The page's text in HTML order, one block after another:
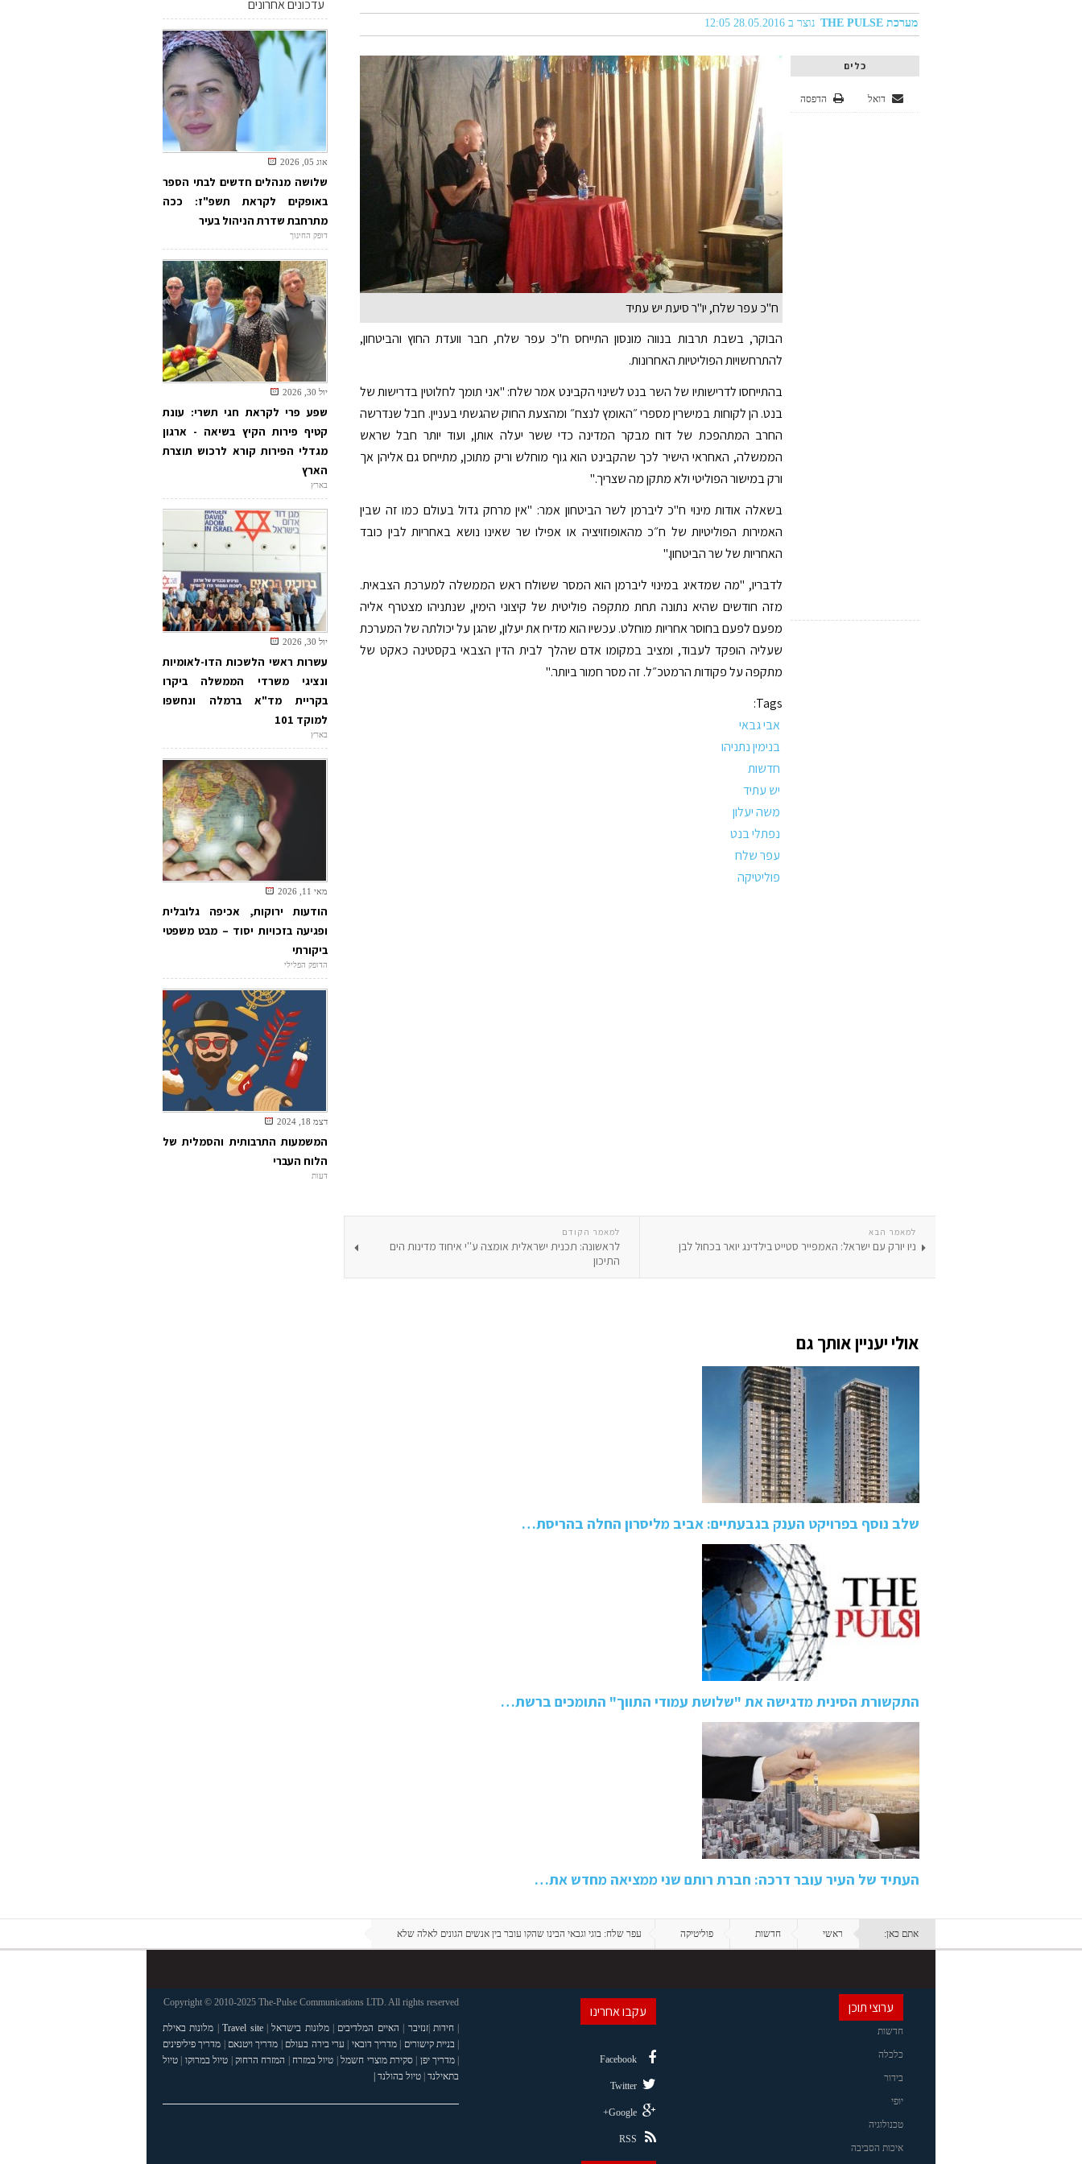
מערכת THE PULSE נוצר ב 28.05.2016 12:05
כלים
הדפסה דואל
ח"כ עפר שלח, יו"ר סיעת יש עתיד
הבוקר, בשבת תרבות בנווה מונסון התייחס ח"כ עפר שלח, חבר וועדת החוץ והביטחון,
להתרחשויות הפוליטיות האחרונות.
בהתייחסו לדרישותיו של השר בנט לשינוי הקבינט אמר שלח: "אני תומך לחלוטין בדרישות של
בנט. הן לקוחות במישרין מספרי ״האומץ לנצח״ ומהצעת החוק שהגשתי בעניין. חבל שנדרשה
החרב המתהפכת של דוח מבקר המדינה כדי ששר יעלה אותן, ועוד יותר חבל שראש
הממשלה, האחראי הישיר לכך שהקבינט הוא גוף מוחלש וריק מתוכן, מתייחס גם אליהן אך
ורק במישור הפוליטי ולא מתקן מה שצריך."
בשאלה אודות מינוי ח"כ ליברמן לשר הביטחון אמר: "אין מרחק גדול בעולם כמו זה שבין
האמירות הפוליטיות של ח״כ מהאופוזויציה או אפילו שר שאינו נושא באחריות לבין כובד
האחריות של שר הביטחון."
לדבריו, "מה שמדאיג במינוי ליברמן הוא המסר ששולח ראש הממשלה למערכת הצבאית.
מזה חודשים שהיא נתונה תחת מתקפה פוליטית של קיצוני הימין, שנתניהו מצטרף אליה
מפעם לפעם בחוסר אחריות מוחלט. עכשיו הוא מדיח את יעלון, שהגן על יכולתה של המערכת
שעליה הופקד לעבוד, ומציב במקומו אדם שהלך לבית הדין הצבאי בקסטינה כאקט של
מתקפה על פקודות הרמטכ״ל. זה מסר חמור ביותר."
Tags:
אבי גבאי
בנימין נתניהו
חדשות
יש עתיד
משה יעלון
נפתלי בנט
עפר שלח
פוליטיקה
למאמר הקודם
לראשונה: תכנית ישראלית אומצה ע''י איחוד מדינות הים
התיכון
למאמר הבא
ניו יורק עם ישראל: האמפייר סטייט בילדינג יואר בכחול לבן
אולי יעניין אותך גם
שלב נוסף בפרויקט הענק בגבעתיים: אביב מליסרון החלה בהריסת…
התקשורת הסינית מדגישה את "שלושת עמודי התווך" התומכים ברשת…
העתיד של העיר עובר דרכה: חברת רותם שני ממציאה מחדש את…
עדכונים אחרונים
אוג 05, 2026
שלושה מנהלים חדשים לבתי הספר
באופקים לקראת תשפ"ז: ככה
מתרחבת שדרת הניהול בעיר
דופק החינוך
יול 30, 2026
שפע פרי לקראת חגי תשרי: עונת
קטיף פירות הקיץ בשיאה - ארגון
מגדלי הפירות קורא לרכוש תוצרת
הארץ
בארץ
יול 30, 2026
עשרות ראשי הלשכות הדו-לאומיות
ונציגי משרדי הממשלה ביקרו
בקריית מד"א ברמלה ונחשפו
למוקד 101
בארץ
מאי 11, 2026
הודעות ירוקות, אכיפה גלובלית
ופגיעה בזכויות יסוד – מבט משפטי
ביקורתי
הדופק הפלילי
דצמ 18, 2024
המשמעות התרבותית והסמלית של
הלוח העברי
דעות
אתם כאן: ראשי חדשות פוליטיקה עפר שלח: בוגי וגבאי הבינו שהקו עובר בין אנשים הגונים לאלה שלא
ערוצי תוכן
חדשות
כלכלה
בידור
יופי
טכנולוגיה
איכות הסביבה
עקבו אחרינו
Facebook
Twitter
Google+
RSS
Copyright © 2010-2025 The-Pulse Communications LTD. All rights reserved
| חידות|זנזיבר | האיים המלדיבים |מלונות בישראל|
Travel site
| מלונות באילת
| בניית קישורים |מדריך דובאי | ערי בירה בעולם | מדריך ויטנאם | מדריך פיליפינים
| מדריך יפן |סקירת מוצרי חשמל| טיול במזרח | המזרח הרחוק | טיול במרוקו | טיול
בתאילנד| טיול בהולנד |